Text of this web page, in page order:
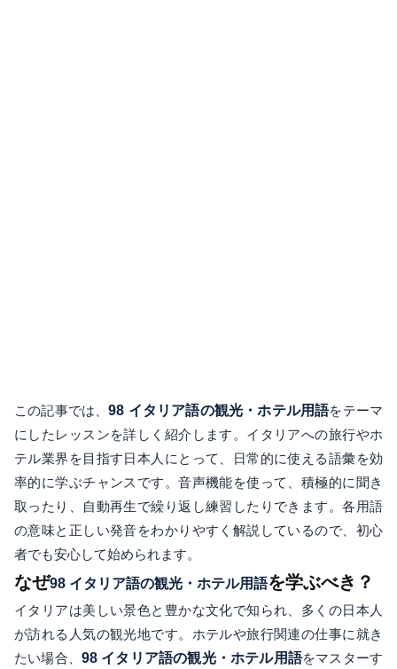
この記事では、98 イタリア語の観光・ホテル用語をテーマ
にしたレッスンを詳しく紹介します。イタリアへの旅行やホ
テル業界を目指す日本人にとって、日常的に使える語彙を効
率的に学ぶチャンスです。音声機能を使って、積極的に聞き
取ったり、自動再生で繰り返し練習したりできます。各用語
の意味と正しい発音をわかりやすく解説しているので、初心
者でも安心して始められます。
なぜ98 イタリア語の観光・ホテル用語を学ぶべき？
イタリアは美しい景色と豊かな文化で知られ、多くの日本人
が訪れる人気の観光地です。ホテルや旅行関連の仕事に就き
たい場合、 98 イタリア語の観光・ホテル用語をマスターす